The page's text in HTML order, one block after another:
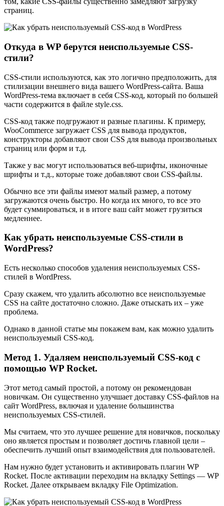
страниц.
Откуда в WP берутся неиспользуемые CSS-
стили?
CSS-стили используются, как это логично предположить, для
стилизации внешнего вида вашего WordPress-сайта. Ваша
WordPress-тема включает в себя CSS-код, который по большей
части содержится в файле style.css.
CSS-код также подгружают и разные плагины. К примеру,
WooCommerce загружает CSS для вывода продуктов,
конструкторы добавляют свои CSS для вывода произвольных
страниц или форм и т.д.
Также у вас могут использоваться веб-шрифты, иконочные
шрифты и т.д., которые тоже добавляют свои CSS-файлы.
Обычно все эти файлы имеют малый размер, а потому
загружаются очень быстро. Но когда их много, то все это
будет суммироваться, и в итоге ваш сайт может грузиться
медленнее.
Как убрать неиспользуемые CSS-стили в
WordPress?
Есть несколько способов удаления неиспользуемых CSS-
стилей в WordPress.
Сразу скажем, что удалить абсолютно все неиспользуемые
CSS на сайте достаточно сложно. Даже отыскать их – уже
проблема.
Однако в данной статье мы покажем вам, как можно удалить
неиспользуемый CSS-код.
Метод 1. Удаляем неиспользуемый CSS-код с
помощью WP Rocket.
Этот метод самый простой, а потому он рекомендован
новичкам. Он существенно улучшает доставку CSS-файлов на
сайт WordPress, включая и удаление большинства
неиспользуемых CSS-стилей.
Мы считаем, что это лучшее решение для новичков, поскольку
оно является простым и позволяет достичь главной цели –
обеспечить лучший опыт взаимодействия для пользователей.
Нам нужно будет установить и активировать плагин WP
Rocket. После активации переходим на вкладку Settings — WP
Rocket. Далее открываем вкладку File Optimization.